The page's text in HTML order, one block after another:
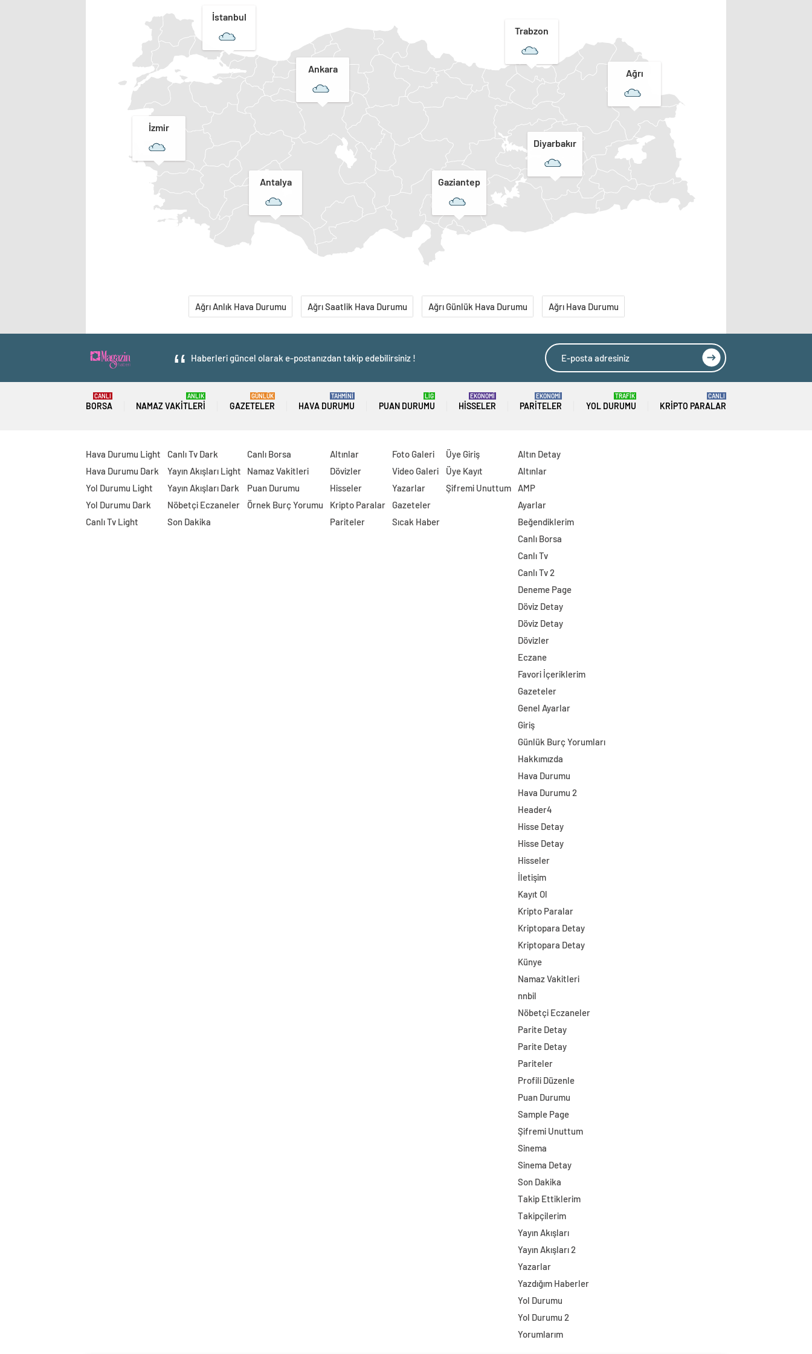
İstanbul
İzmir
Ankara
Antalya
Trabzon
Ağrı
Diyarbakır
Gaziantep
Ağrı Anlık Hava Durumu Ağrı Saatlik Hava Durumu Ağrı Günlük Hava Durumu Ağrı Hava Durumu
Haberleri güncel olarak e-postanızdan takip edebilirsiniz !
BORSA
CANLI
NAMAZ VAKITLERI
ANLIK
GAZETELER
GÜNLÜK
HAVA DURUMU
TAHMİNİ
PUAN DURUMU
LİG
HISSELER
EKONOMİ
PARITELER
EKONOMİ
YOL DURUMU
TRAFİK
KRIPTO PARALAR
CANLI
Hava Durumu Light
Hava Durumu Dark
Yol Durumu Light
Yol Durumu Dark
Canlı Tv Light
Canlı Tv Dark
Yayın Akışları Light
Yayın Akışları Dark
Nöbetçi Eczaneler
Son Dakika
Canlı Borsa
Namaz Vakitleri
Puan Durumu
Örnek Burç Yorumu
Altınlar
Dövizler
Hisseler
Kripto Paralar
Pariteler
Foto Galeri
Video Galeri
Yazarlar
Gazeteler
Sıcak Haber
Üye Giriş
Üye Kayıt
Şifremi Unuttum
Altın Detay
Altınlar
AMP
Ayarlar
Beğendiklerim
Canlı Borsa
Canlı Tv
Canlı Tv 2
Deneme Page
Döviz Detay
Döviz Detay
Dövizler
Eczane
Favori İçeriklerim
Gazeteler
Genel Ayarlar
Giriş
Günlük Burç Yorumları
Hakkımızda
Hava Durumu
Hava Durumu 2
Header4
Hisse Detay
Hisse Detay
Hisseler
İletişim
Kayıt Ol
Kripto Paralar
Kriptopara Detay
Kriptopara Detay
Künye
Namaz Vakitleri
nnbil
Nöbetçi Eczaneler
Parite Detay
Parite Detay
Pariteler
Profili Düzenle
Puan Durumu
Sample Page
Şifremi Unuttum
Sinema
Sinema Detay
Son Dakika
Takip Ettiklerim
Takipçilerim
Yayın Akışları
Yayın Akışları 2
Yazarlar
Yazdığım Haberler
Yol Durumu
Yol Durumu 2
Yorumlarım